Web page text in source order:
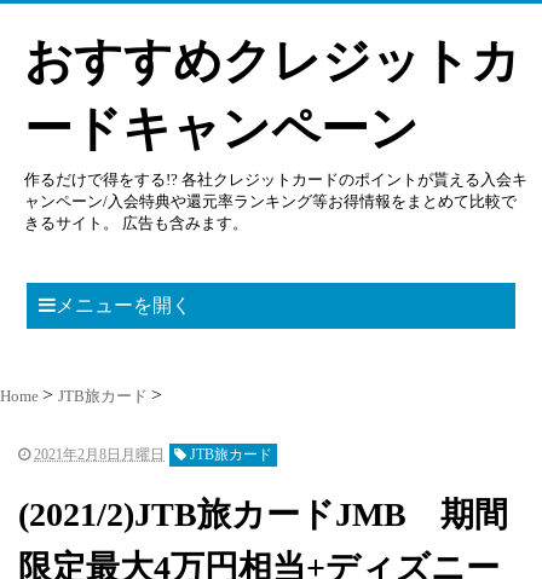
おすすめクレジットカ
ードキャンペーン
作るだけで得をする!? 各社クレジットカードのポイントが貰える入会キ
ャンペーン/入会特典や還元率ランキング等お得情報をまとめて比較で
きるサイト。 広告も含みます。
メニューを開く
Home JTB旅カード
2021年2月8日月曜日 JTB旅カード
(2021/2)JTB旅カードJMB 期間
限定最大4万円相当+ディズニー